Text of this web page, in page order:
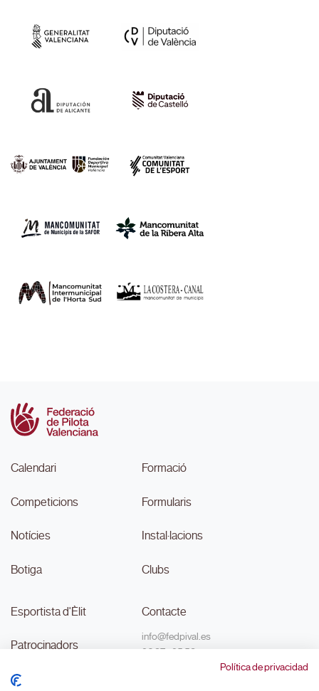
Política de privacidad
Calendari
Competicions
Notícies
Botiga
Formació
Formularis
Instal·lacions
Clubs
Esportista d'Èlit
Patrocinadors
Transparència
Contacte
info@fedpival.es
96 374 95 58
C/Marqués de Sant Joan nº 32,